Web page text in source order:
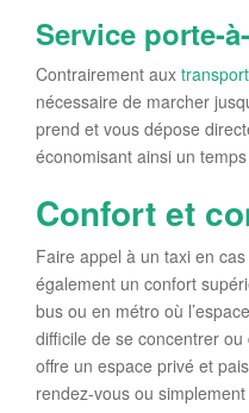
Service porte-
Contrairement aux
nécessaire de marcher
prend et vous dépose
économisant ainsi un
Confort et
Faire appel à un taxi en
également un confort
bus ou en métro où
difficile de se concentrer
offre un espace privé et
rendez-vous ou